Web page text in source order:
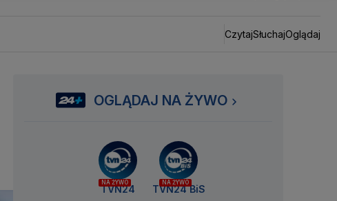
CzytajSłuchajOglądaj
OGLĄDAJ NA ŻYWO
NA ŻYWO
TVN24
NA ŻYWO
TVN24 BiS